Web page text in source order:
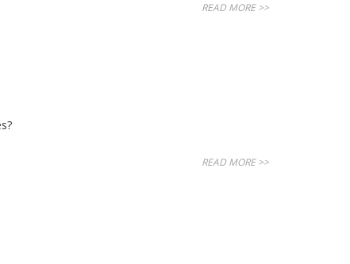
READ MORE >>
READ MORE >>